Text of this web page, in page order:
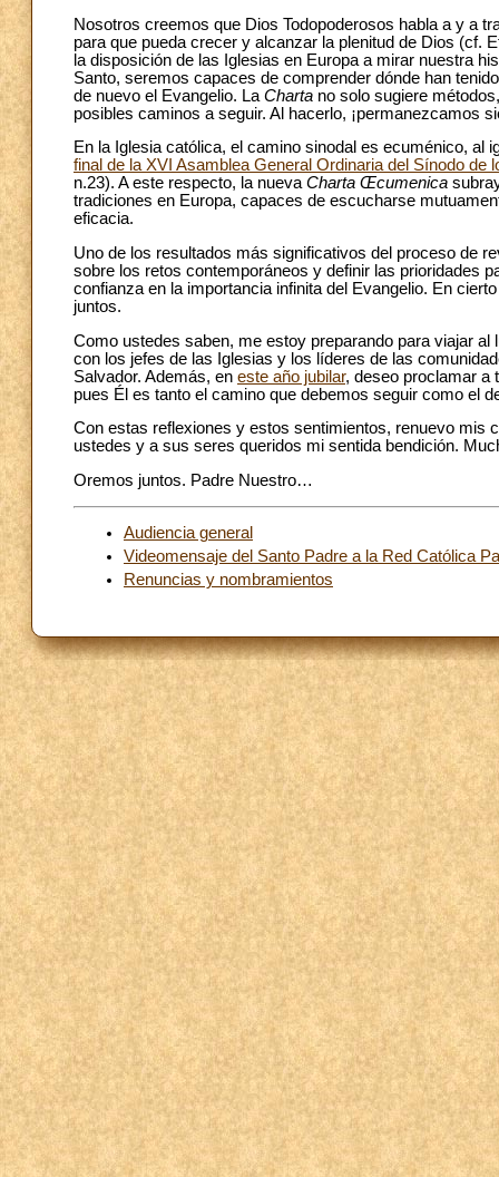
Nosotros creemos que Dios Todopoderosos habla a y a
para que pueda crecer y alcanzar la plenitud de Dios (cf.
la disposición de las Iglesias en Europa a mirar nuestra
Santo, seremos capaces de comprender dónde han
de nuevo el Evangelio. La Charta no solo sugiere
posibles caminos a seguir. Al hacerlo, ¡permanezcamos
En la Iglesia católica, el camino sinodal es ecuménico, al
final de la XVI Asamblea General Ordinaria del Sínodo
n.23). A este respecto, la nuevaCharta Œcumenica
tradiciones en Europa, capaces de escucharse
eficacia.
Uno de los resultados más significativos del proceso de
sobre los retos contemporáneos y definir las prioridades
confianza en la importancia infinita del Evangelio. En
juntos.
Como ustedes saben, me estoy preparando para viajar
con los jefes de las Iglesias y los líderes de las
Salvador. Además, en este año jubilar, deseo proclamar a
pues Él es tanto el camino que debemos seguir como el
Con estas reflexiones y estos sentimientos, renuevo mis
ustedes y a sus seres queridos mi sentida bendición.
Oremos juntos. Padre Nuestro…
Audiencia general
Videomensaje del Santo Padre a la Red Católica
Renuncias y nombramientos